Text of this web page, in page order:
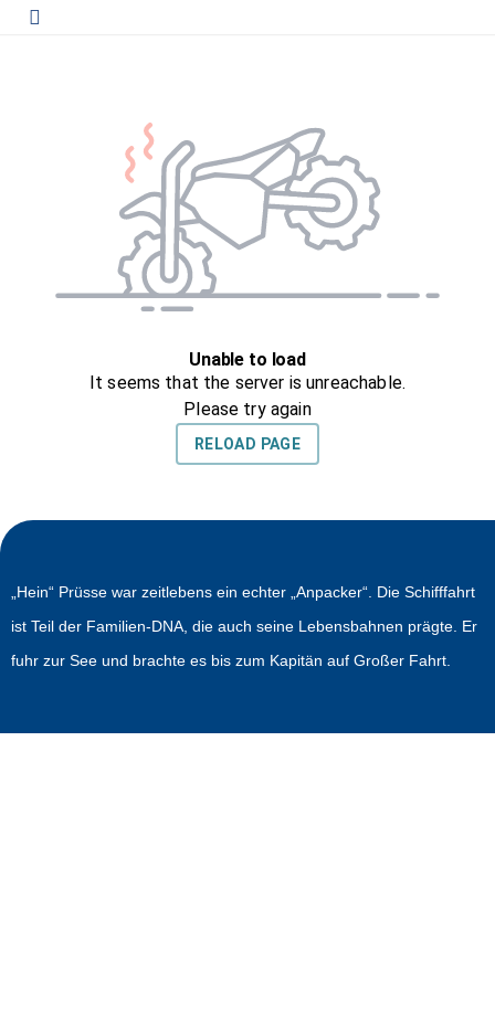
„Hein“ Prüsse war zeitlebens ein echter „Anpacker“. Die Schifffahrt
ist Teil der Familien-DNA, die auch seine Lebensbahnen prägte. Er
fuhr zur See und brachte es bis zum Kapitän auf Großer Fahrt.